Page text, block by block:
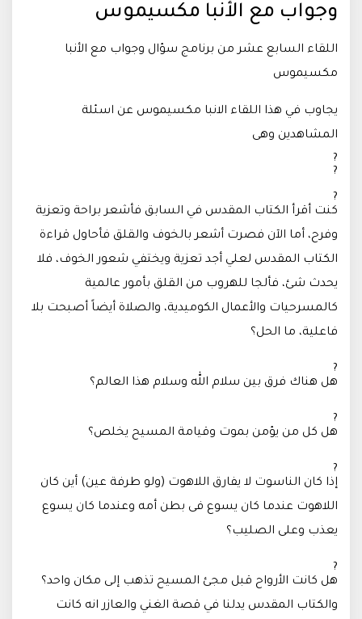
وجواب مع الأنبا مكسيموس
اللقاء السابع عشر من برنامج سؤال وجواب مع الأنبا
مكسيموس
يجاوب في هذا اللقاء الانبا مكسيموس عن اسئلة
المشاهدين وهى
كنت أقرأ الكتاب المقدس في السابق فأشعر براحة وتعزية
وفرح، أما الآن فصرت أشعر بالخوف والقلق فأحاول قراءة
الكتاب المقدس لعلي أجد تعزية ويختفي شعور الخوف، فلا
يحدث شئ، فألجا للهروب من القلق بأمور عالمية
كالمسرحيات والأعمال الكوميدية، والصلاة أيضاً أصبحت بلا
فاعلية، ما الحل؟
هل هناك فرق بين سلام الله وسلام هذا العالم؟
هل كل من يؤمن بموت وقيامة المسيح يخلص؟
إذا كان الناسوت لا يفارق اللاهوت (ولو طرفة عين) أين كان
اللاهوت عندما كان يسوع فى بطن أمه وعندما كان يسوع
يعذب وعلى الصليب؟
هل كانت الأرواح قبل مجئ المسيح تذهب إلى مكان واحد؟
والكتاب المقدس يدلنا في قصة الغني والعازر انه كانت